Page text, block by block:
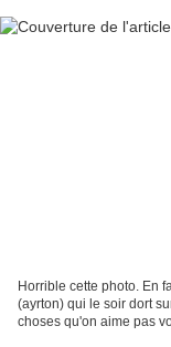
Horrible cette photo. En
(ayrton) qui le soir dort
choses qu'on aime pas